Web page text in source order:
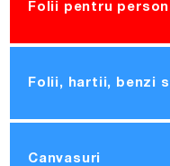
Folii pentru
Folii, hartii, benzi
Canvasuri